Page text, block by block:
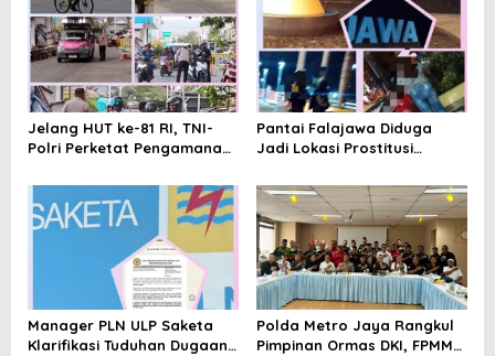
Jelang HUT ke-81 RI, TNI-
Polri Perketat Pengamanan
Pemeriksaan Kendaraan
hingga Patroli Rutin
Pantai Falajawa Diduga
Jadi Lokasi Prostitusi
Miras, Warga Desak
Penertiban
Manager PLN ULP Saketa
Klarifikasi Tuduhan Dugaan
Polda Metro Jaya Rangkul
Pimpinan Ormas DKI, FPMM